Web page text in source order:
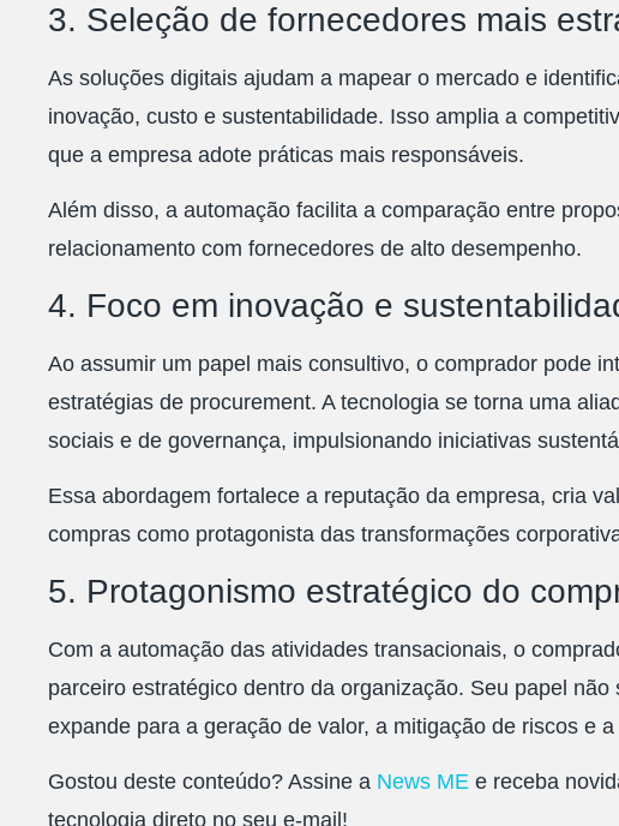
3. Seleção de fornecedores mais
As soluções digitais ajudam a mapear o mercado e
inovação, custo e sustentabilidade. Isso amplia a
que a empresa adote práticas mais responsáveis.
Além disso, a automação facilita a comparação entre
relacionamento com fornecedores de alto desempenho.
4. Foco em inovação e
Ao assumir um papel mais consultivo, o comprador pode
estratégias de procurement. A tecnologia se torna uma
sociais e de governança, impulsionando iniciativas
Essa abordagem fortalece a reputação da empresa, cria
compras como protagonista das transformações
5. Protagonismo estratégico do
Com a automação das atividades transacionais, o
parceiro estratégico dentro da organização. Seu papel
expande para a geração de valor, a mitigação de riscos e
Gostou deste conteúdo? Assine a News ME e receba
tecnologia direto no seu e-mail!